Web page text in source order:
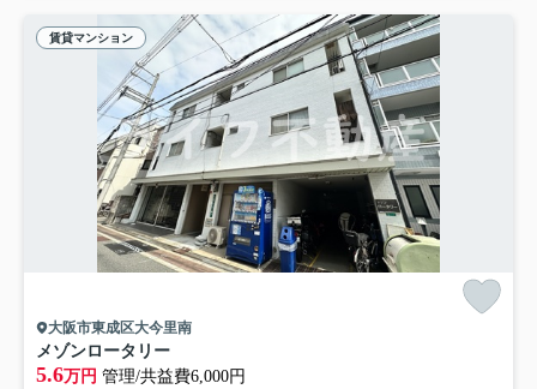
賃貸マンション
大阪市東成区大今里南
メゾンロータリー
5.6万円 管理/共益費6,000円